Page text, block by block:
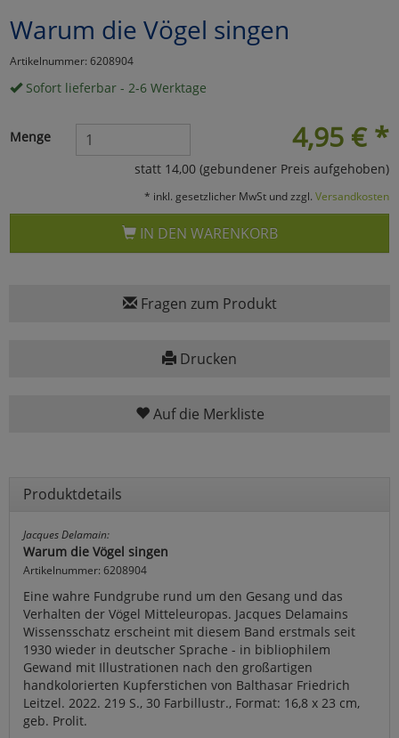
Warum die Vögel singen
Artikelnummer: 6208904
Sofort lieferbar - 2-6 Werktage
4,95 € *
Menge
statt 14,00 (gebundener Preis aufgehoben)
* inkl. gesetzlicher MwSt und zzgl. Versandkosten
IN DEN WARENKORB
Fragen zum Produkt
Drucken
Auf die Merkliste
Produktdetails
Jacques Delamain:
Warum die Vögel singen
Artikelnummer: 6208904
Eine wahre Fundgrube rund um den Gesang und das
Verhalten der Vögel Mitteleuropas. Jacques Delamains
Wissensschatz erscheint mit diesem Band erstmals seit
1930 wieder in deutscher Sprache - in bibliophilem
Gewand mit Illustrationen nach den großartigen
handkolorierten Kupferstichen von Balthasar Friedrich
Leitzel. 2022. 219 S., 30 Farbillustr., Format: 16,8 x 23 cm,
geb. Prolit.
Marketing
Umfragetools
Cookies
Einstellungen speichern
zurückzu Haupptseite